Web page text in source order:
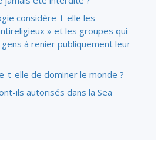
considère-t-elle les
» et les groupes qui
à renier publiquement leur
t-elle de dominer le monde ?
ils autorisés dans la Sea